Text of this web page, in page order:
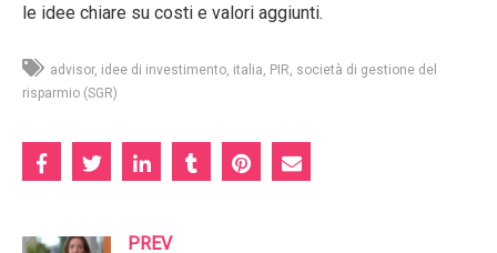
le idee chiare su costi e valori aggiunti.
advisor idee di investimento italia PIR società di gestione del
risparmio (SGR)
PREV